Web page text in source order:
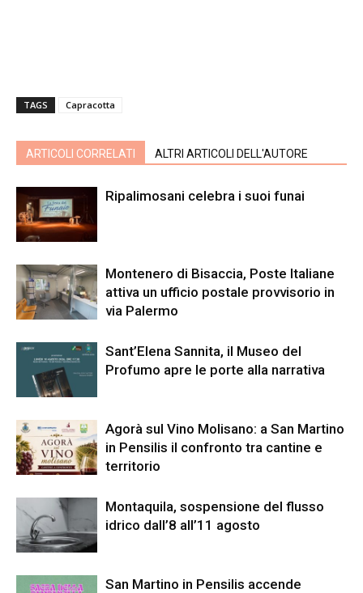
TAGS Capracotta
ARTICOLI CORRELATI ALTRI ARTICOLI DELL'AUTORE
Ripalimosani celebra i suoi funai
Montenero di Bisaccia, Poste Italiane
attiva un ufficio postale provvisorio in
via Palermo
Sant’Elena Sannita, il Museo del
Profumo apre le porte alla narrativa
Agorà sul Vino Molisano: a San Martino
in Pensilis il confronto tra cantine e
territorio
Montaquila, sospensione del flusso
idrico dall’8 all’11 agosto
San Martino in Pensilis accende